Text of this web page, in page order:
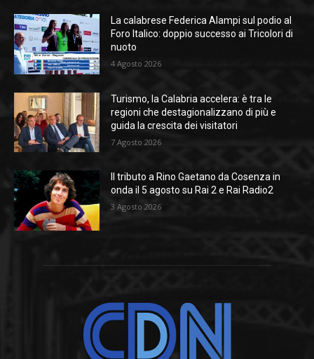
La calabrese Federica Alampi sul podio al
Foro Italico: doppio successo ai Tricolori di
nuoto
4 Agosto 2026
Turismo, la Calabria accelera: è tra le
regioni che destagionalizzano di più e
guida la crescita dei visitatori
7 Agosto 2026
Il tributo a Rino Gaetano da Cosenza in
onda il 5 agosto su Rai 2 e Rai Radio2
3 Agosto 2026